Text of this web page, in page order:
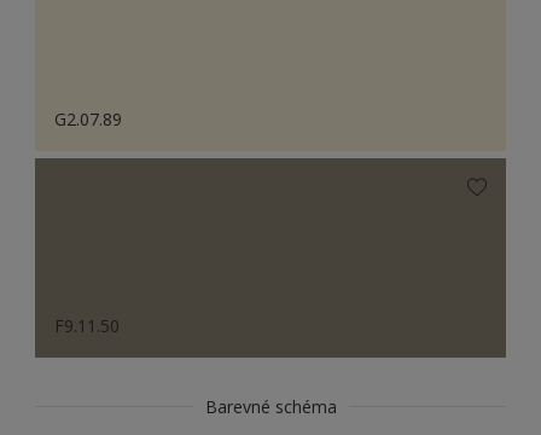
G2.07.89
F9.11.50
Barevné schéma